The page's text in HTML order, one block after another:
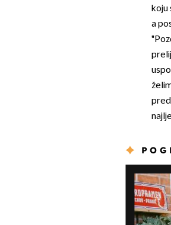
koju
a